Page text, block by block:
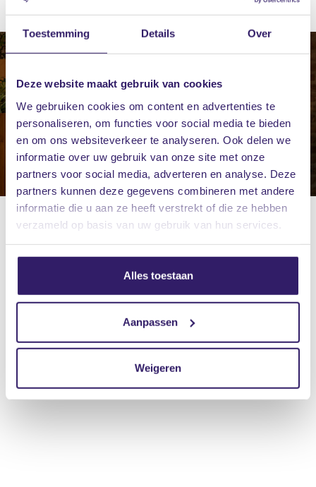
Toestemming Details Over
Deze website maakt gebruik van cookies
We gebruiken cookies om content en advertenties te
personaliseren, om functies voor social media te bieden
en om ons websiteverkeer te analyseren. Ook delen we
informatie over uw gebruik van onze site met onze
partners voor social media, adverteren en analyse. Deze
partners kunnen deze gegevens combineren met andere
informatie die u aan ze heeft verstrekt of die ze hebben
verzameld op basis van uw gebruik van hun services.
Alles toestaan
Aanpassen
Weigeren